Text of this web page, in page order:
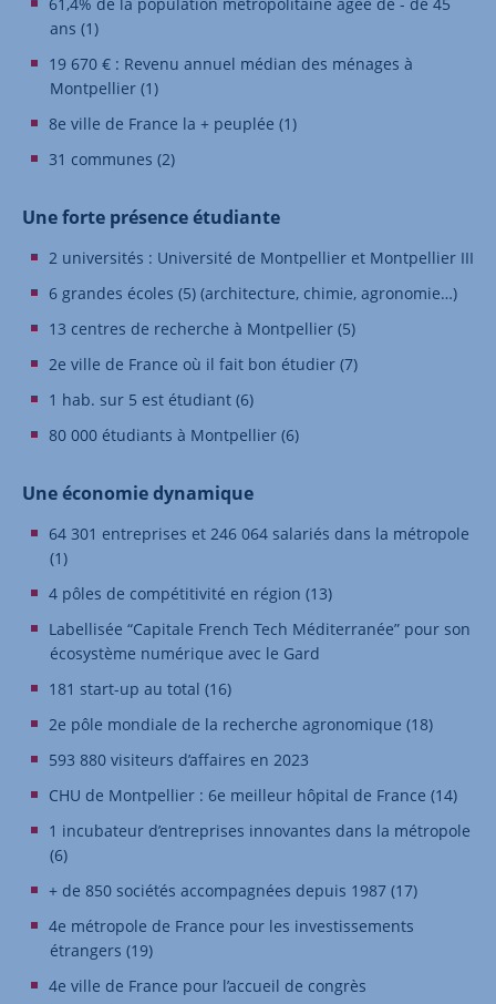
ans (1)
19 670 € : Revenu annuel médian des ménages à
Montpellier (1)
8e ville de France la + peuplée (1)
31 communes (2)
Une forte présence étudiante
2 universités : Université de Montpellier et Montpellier III
6 grandes écoles (5) (architecture, chimie, agronomie…)
13 centres de recherche à Montpellier (5)
2e ville de France où il fait bon étudier (7)
1 hab. sur 5 est étudiant (6)
80 000 étudiants à Montpellier (6)
Une économie dynamique
64 301 entreprises et 246 064 salariés dans la métropole
(1)
4 pôles de compétitivité en région (13)
Labellisée “Capitale French Tech Méditerranée” pour son
écosystème numérique avec le Gard
181 start-up au total (16)
2e pôle mondiale de la recherche agronomique (18)
593 880 visiteurs d’affaires en 2023
CHU de Montpellier : 6e meilleur hôpital de France (14)
1 incubateur d’entreprises innovantes dans la métropole
(6)
+ de 850 sociétés accompagnées depuis 1987 (17)
4e métropole de France pour les investissements
étrangers (19)
4e ville de France pour l’accueil de congrès